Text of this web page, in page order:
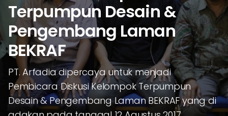
Terpumpun Desain &
Pengembang Laman
BEKRAF
PT. Arfadia dipercaya untuk menjadi
Pembicara Diskusi Kelompok Terpumpun
Desain & Pengembang Laman BEKRAF yang di